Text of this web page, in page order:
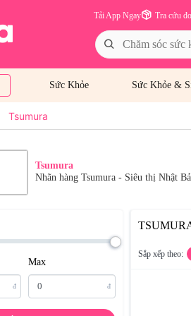
Tra cứu
Tải App Ngay
Sức Khỏe Sức Khỏe &
Tsumura
Tsumura
Nhãn hàng Tsumura - Siêu thị Nhật
đ
Max
đ
Sắp xếp theo: